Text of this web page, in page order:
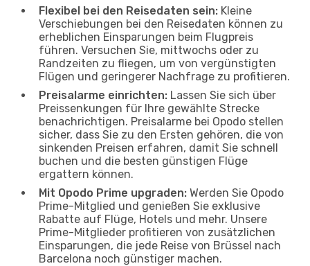
Flexibel bei den Reisedaten sein: Kleine
Verschiebungen bei den Reisedaten können zu
erheblichen Einsparungen beim Flugpreis
führen. Versuchen Sie, mittwochs oder zu
Randzeiten zu fliegen, um von vergünstigten
Flügen und geringerer Nachfrage zu profitieren.
Preisalarme einrichten: Lassen Sie sich über
Preissenkungen für Ihre gewählte Strecke
benachrichtigen. Preisalarme bei Opodo stellen
sicher, dass Sie zu den Ersten gehören, die von
sinkenden Preisen erfahren, damit Sie schnell
buchen und die besten günstigen Flüge
ergattern können.
Mit Opodo Prime upgraden: Werden Sie Opodo
Prime-Mitglied und genießen Sie exklusive
Rabatte auf Flüge, Hotels und mehr. Unsere
Prime-Mitglieder profitieren von zusätzlichen
Einsparungen, die jede Reise von Brüssel nach
Barcelona noch günstiger machen.